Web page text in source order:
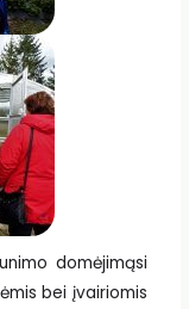
domėjimąsi
bei įvairiomis